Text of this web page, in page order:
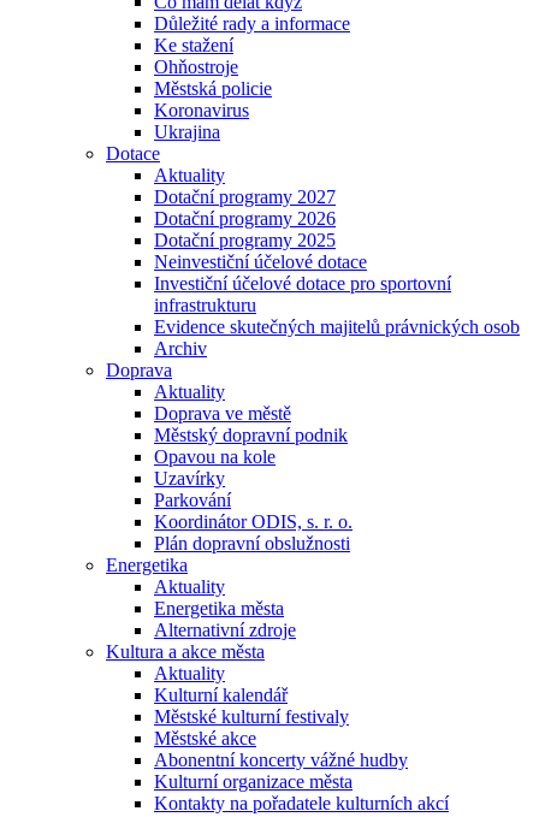
Důležité rady a informace
Ke stažení
Ohňostroje
Městská policie
Koronavirus
Ukrajina
Dotace
Aktuality
Dotační programy 2027
Dotační programy 2026
Dotační programy 2025
Neinvestiční účelové dotace
Investiční účelové dotace pro sportovní
infrastrukturu
Evidence skutečných majitelů právnických osob
Archiv
Doprava
Aktuality
Doprava ve městě
Městský dopravní podnik
Opavou na kole
Uzavírky
Parkování
Koordinátor ODIS, s. r. o.
Plán dopravní obslužnosti
Energetika
Aktuality
Energetika města
Alternativní zdroje
Kultura a akce města
Aktuality
Kulturní kalendář
Městské kulturní festivaly
Městské akce
Abonentní koncerty vážné hudby
Kulturní organizace města
Kontakty na pořadatele kulturních akcí